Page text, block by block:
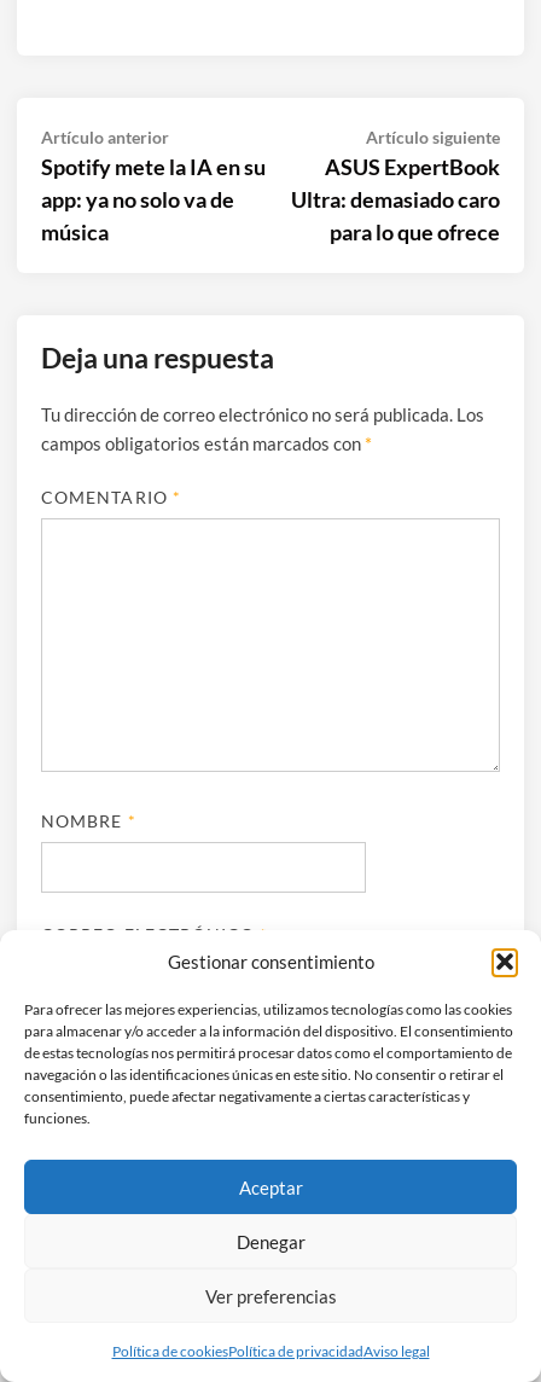
Gestionar consentimiento
Para ofrecer las mejores experiencias, utilizamos tecnologías como las cookies
para almacenar y/o acceder a la información del dispositivo. El consentimiento
de estas tecnologías nos permitirá procesar datos como el comportamiento de
navegación o las identificaciones únicas en este sitio. No consentir o retirar el
consentimiento, puede afectar negativamente a ciertas características y
funciones.
Aceptar
Denegar
Ver preferencias
Política de cookiesPolítica de privacidadAviso legal
Navegación
de
entradas
Artículo anteriorArtículo
anterior:
Spotify mete la IA en su
app: ya no solo va de
música
Artículo siguiente
ASUS ExpertBook
Ultra: demasiado caro
para lo que ofrece
Deja una respuesta
Tu dirección de correo electrónico no será publicada. Los
campos obligatorios están marcados con *
COMENTARIO *
NOMBRE *
CORREO ELECTRÓNICO *
WEB
RECIBIR UN CORREO ELECTRÓNICO CON LOS
SIGUIENTES COMENTARIOS A ESTA ENTRADA.
RECIBIR UN CORREO ELECTRÓNICO CON CADA